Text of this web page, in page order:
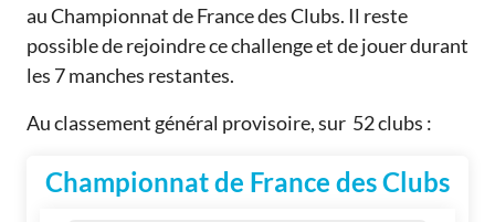
au Championnat de France des Clubs. Il reste
possible de rejoindre ce challenge et de jouer durant
les 7 manches restantes.
Au classement général provisoire, sur 52 clubs :